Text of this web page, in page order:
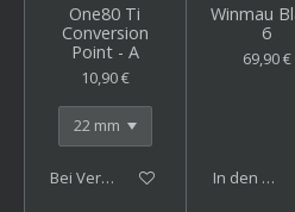
One80 Ti
Conversion
Point - A
10,90 €
Bei Verfügbarkeit benachrichtigen
Winmau
6
69,90 €
In den